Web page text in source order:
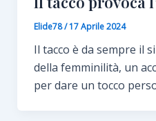
Elide78/17 Aprile 2024
Il tacco è da sempre il
della femminilità, un
per dare un tocco